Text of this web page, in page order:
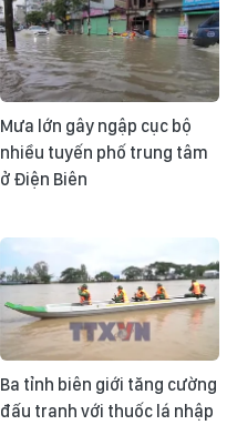
Mưa lớn gây ngập cục bộ
nhiều tuyến phố trung tâm
ở Điện Biên
Ba tỉnh biên giới tăng cường
đấu tranh với thuốc lá nhập